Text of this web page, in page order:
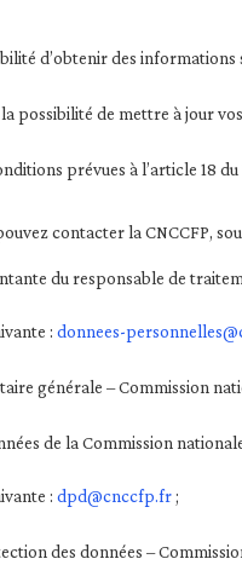
d’obtenir des
possibilité de mettre à jour
prévues à l’article 18
contacter la CNCCFP,
du responsable de
: donnees-
générale – Commission
de la Commission
: dpd@cnccfp.fr;
des données –